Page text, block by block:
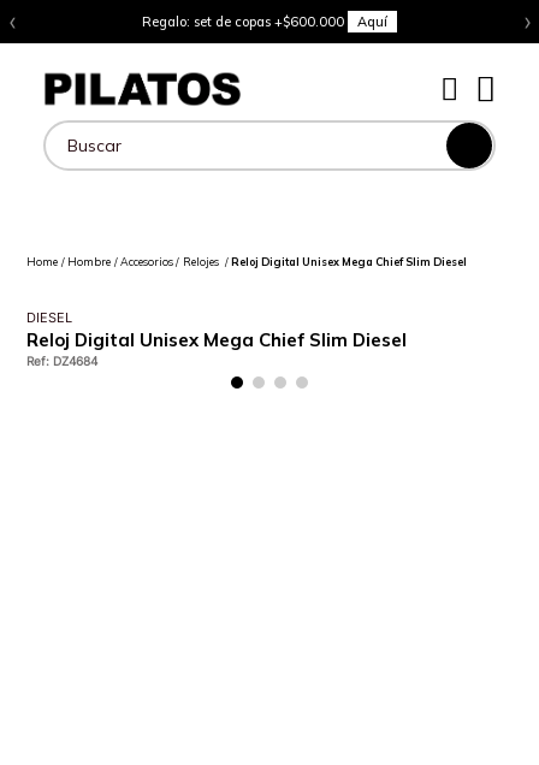
‹ Regalo: set de copas +$600.000 Aquí ›
Buscar
Hombre Accesorios Relojes Reloj Digital Unisex Mega Chief Slim Diesel
DIESEL
Reloj Digital Unisex Mega Chief Slim Diesel
Ref: DZ4684